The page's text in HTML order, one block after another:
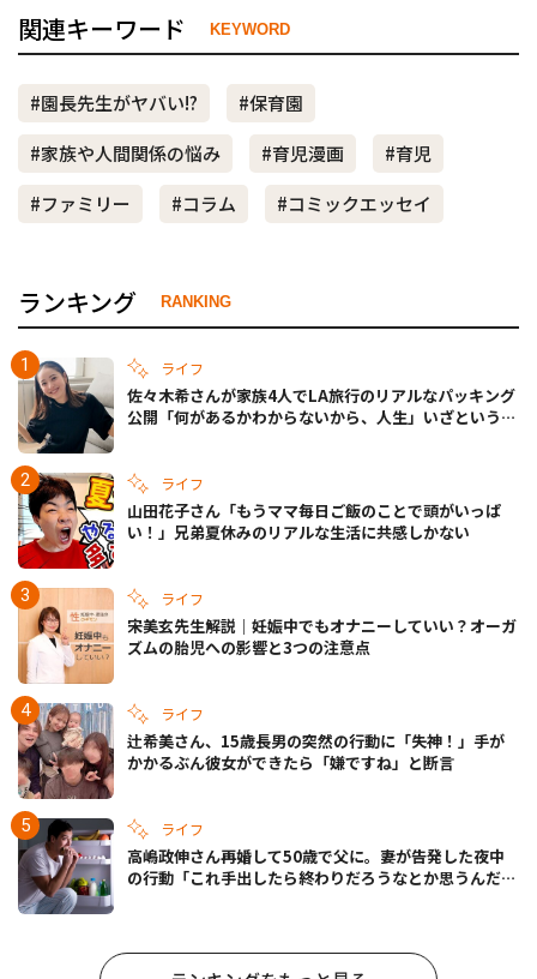
関連キーワード KEYWORD
#園長先生がヤバい!?
#保育園
#家族や人間関係の悩み
#育児漫画
#育児
#ファミリー
#コラム #コミックエッセイ
ランキング RANKING
ライフ
佐々木希さんが家族4人でLA旅行のリアルなパッキング
公開「何があるかわからないから、人生」いざというと
ライフ
山田花子さん「もうママ毎日ご飯のことで頭がいっぱ
い！」兄弟夏休みのリアルな生活に共感しかない
ライフ
宋美玄先生解説｜妊娠中でもオナニーしていい？オーガ
ズムの胎児への影響と3つの注意点
ライフ
辻希美さん、15歳長男の突然の行動に「失神！」手が
かかるぶん彼女ができたら「嫌ですね」と断言
ライフ
高嶋政伸さん再婚して50歳で父に。妻が告発した夜中
の行動「これ手出したら終わりだろうなとか思うんだけ